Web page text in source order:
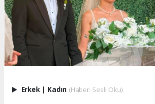
Erkek | Kadın (Haberi Sesli Oku)